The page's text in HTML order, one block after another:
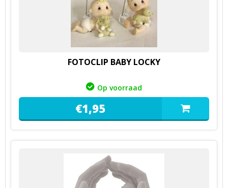
FOTOCLIP BABY LOCKY
Op voorraad
€1,95